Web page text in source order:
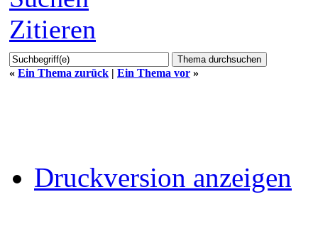
Zitieren
« Ein Thema zurück | Ein Thema vor »
Druckversion anzeigen